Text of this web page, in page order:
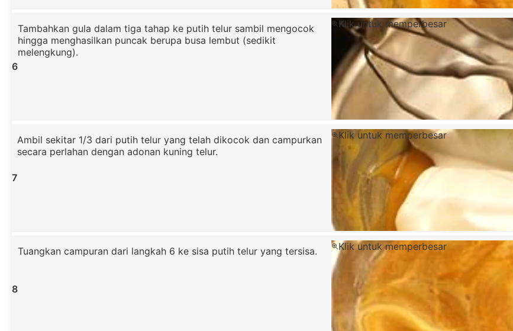
6
Tambahkan gula dalam tiga tahap ke putih telur sambil mengocok
hingga menghasilkan puncak berupa busa lembut (sedikit
melengkung).
Klik untuk memperbesar
7
Ambil sekitar 1/3 dari putih telur yang telah dikocok dan campurkan
secara perlahan dengan adonan kuning telur.
Klik untuk memperbesar
8
Tuangkan campuran dari langkah 6 ke sisa putih telur yang tersisa. Klik untuk memperbesar